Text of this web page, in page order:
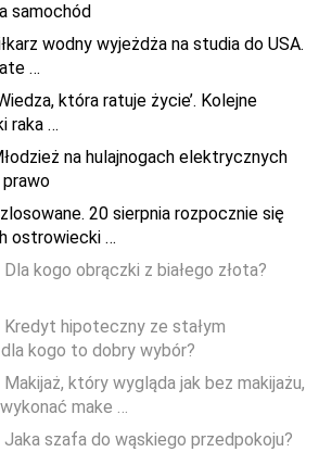
samochód
wodny wyjeżdża na studia do USA.
…
która ratuje życie’. Kolejne
raka …
na hulajnogach elektrycznych
prawo
20 sierpnia rozpocznie się
ostrowiecki …
Dla kogo obrączki z białego złota?
Kredyt hipoteczny ze stałym
kogo to dobry wybór?
Makijaż, który wygląda jak bez makijażu,
make …
Jaka szafa do wąskiego przedpokoju?